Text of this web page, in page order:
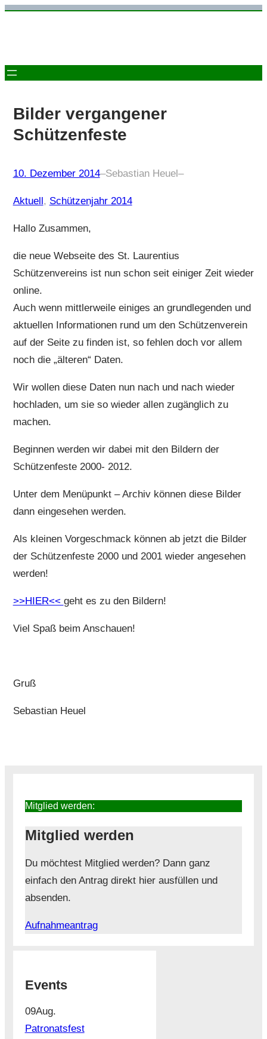
Zum
Bilder vergangener
Schützenfeste
10. Dezember 2014–Sebastian Heuel–
Aktuell, Schützenjahr 2014
Hallo Zusammen,
die neue Webseite des St. Laurentius
Schützenvereins ist nun schon seit einiger Zeit wieder
online.
Auch wenn mittlerweile einiges an grundlegenden und
aktuellen Informationen rund um den Schützenverein
auf der Seite zu finden ist, so fehlen doch vor allem
noch die „älteren“ Daten.
Wir wollen diese Daten nun nach und nach wieder
hochladen, um sie so wieder allen zugänglich zu
machen.
Beginnen werden wir dabei mit den Bildern der
Schützenfeste 2000- 2012.
Unter dem Menüpunkt – Archiv können diese Bilder
dann eingesehen werden.
Als kleinen Vorgeschmack können ab jetzt die Bilder
der Schützenfeste 2000 und 2001 wieder angesehen
werden!
>>HIER<< geht es zu den Bildern!
Viel Spaß beim Anschauen!
Gruß
Sebastian Heuel
Mitglied werden:
Mitglied werden
Du möchtest Mitglied werden? Dann ganz
einfach den Antrag direkt hier ausfüllen und
absenden.
Aufnahmeantrag
Events
09Aug.
Patronatsfest